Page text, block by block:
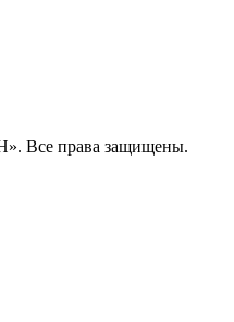
Все права защищены.